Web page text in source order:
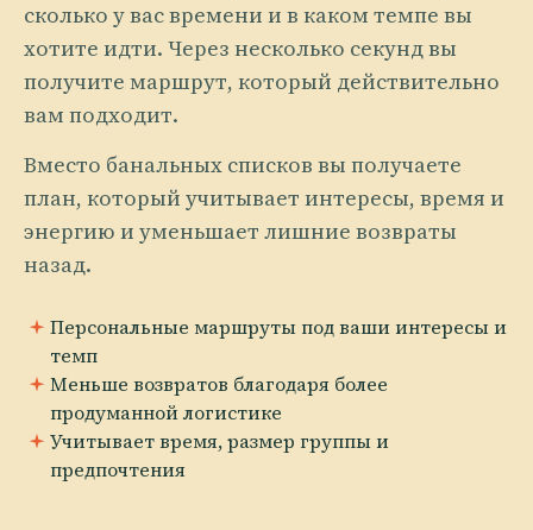
сколько у вас времени и в каком темпе вы
хотите идти. Через несколько секунд вы
получите маршрут, который действительно
вам подходит.
Вместо банальных списков вы получаете
план, который учитывает интересы, время и
энергию и уменьшает лишние возвраты
назад.
Персональные маршруты под ваши интересы и
темп
Меньше возвратов благодаря более
продуманной логистике
Учитывает время, размер группы и
предпочтения